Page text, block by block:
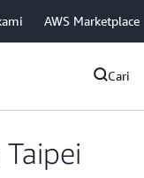
AWS Marketplace
Cari